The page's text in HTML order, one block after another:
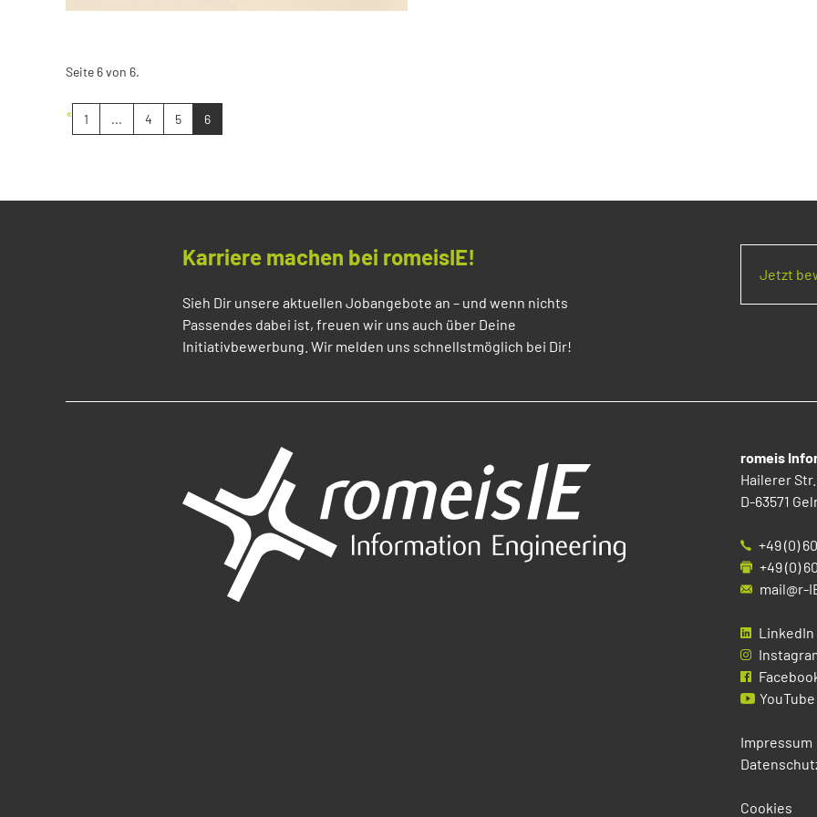
Seite 6 von 6.
« 1 ... 4 5 6
Karriere machen bei romeisIE!
Sieh Dir unsere aktuellen Jobangebote an – und wenn nichts
Passendes dabei ist, freuen wir uns auch über Deine
Initiativbewerbung. Wir melden uns schnellstmöglich bei Dir!
Jetzt
romeis
Hailerer Str.
D-63571
+49 (0)
+49 (0)
mail@r-
LinkedIn
YouTube
Impressum
Cookies